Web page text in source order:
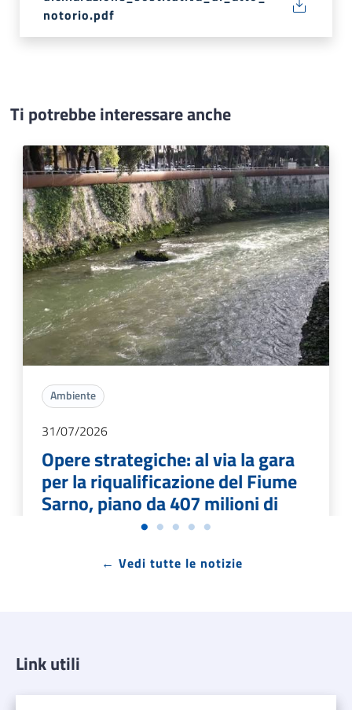
notorio.pdf
Ti potrebbe interessare anche
Ambiente
31/07/2026
Opere strategiche: al via la gara
per la riqualificazione del Fiume
Sarno, piano da 407 milioni di
← Vedi tutte le notizie
Link utili